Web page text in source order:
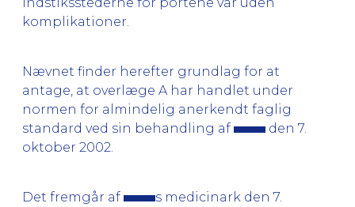
komplikationer.
Nævnet finder herefter grundlag for at
antage, at overlæge A har handlet under
normen for almindelig anerkendt faglig
standard ved sin behandling af
den 7.
oktober 2002.
Det fremgår af
s medicinark den 7.